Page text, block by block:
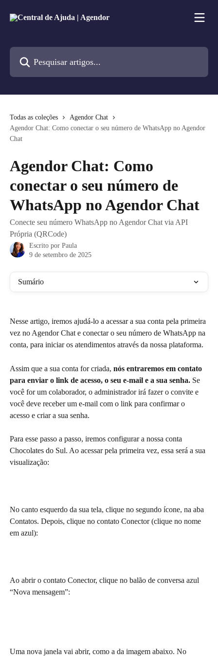
Todas as coleções
Agendor Chat
Agendor Chat: Como conectar o seu número de WhatsApp no Agendor
Chat
Agendor Chat: Como
conectar o seu número de
WhatsApp no Agendor Chat
Conecte seu número WhatsApp no Agendor Chat via API
Própria (QRCode)
Escrito por Paula
9 de setembro de 2025
Sumário
Nesse artigo, iremos ajudá-lo a acessar a sua conta pela primeira
vez no Agendor Chat e conectar o seu número de WhatsApp na
conta, para iniciar os atendimentos através da nossa plataforma.
Assim que a sua conta for criada, nós entraremos em contato
para enviar o link de acesso, o seu e-mail e a sua senha. Se
você for um colaborador, o administrador irá fazer o convite e
você deve receber um e-mail com o link para confirmar o
acesso e criar a sua senha.
Para esse passo a passo, iremos configurar a nossa conta
Chocolates do Sul. Ao acessar pela primeira vez, essa será a sua
visualização:
No canto esquerdo da sua tela, clique no segundo ícone, na aba
Contatos. Depois, clique no contato Conector (clique no nome
em azul):
Ao abrir o contato Conector, clique no balão de conversa azul
“Nova mensagem”:
Uma nova janela vai abrir, como a da imagem abaixo. No